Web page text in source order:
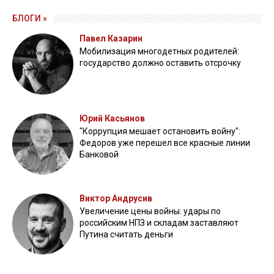
БЛОГИ »
Павел Казарин
Мобилизация многодетных родителей:
государство должно оставить отсрочку
Юрий Касьянов
"Коррупция мешает остановить войну":
Федоров уже перешел все красные линии
Банковой
Виктор Андрусив
Увеличение цены войны: удары по
российским НПЗ и складам заставляют
Путина считать деньги